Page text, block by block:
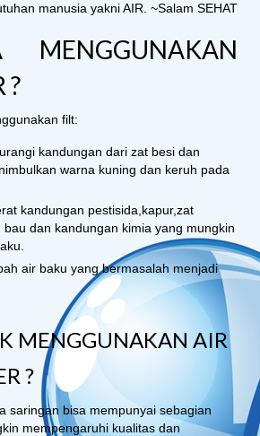
manusia yakni AIR. ~Salam SEHAT
MENGGUNAKAN
?
filt:
kandungan dari zat besi dan
warna kuning dan keruh pada
kandungan pestisida,kapur,zat
dan kandungan kimia yang mungkin
air baku yang bermasalah menjadi
MENGGUNAKAN AIR
?
saringan bisa mempunyai sebagian
mempengaruhi kualitas dan